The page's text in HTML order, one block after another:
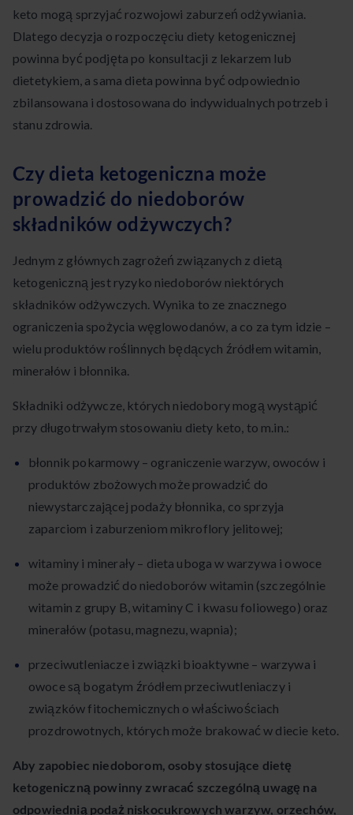
keto mogą sprzyjać rozwojowi zaburzeń odżywiania.
Dlatego decyzja o rozpoczęciu diety ketogenicznej
powinna być podjęta po konsultacji z lekarzem lub
dietetykiem, a sama dieta powinna być odpowiednio
zbilansowana i dostosowana do indywidualnych potrzeb i
stanu zdrowia.
Czy dieta ketogeniczna może
prowadzić do niedoborów
składników odżywczych?
Jednym z głównych zagrożeń związanych z dietą
ketogeniczną jest ryzyko niedoborów niektórych
składników odżywczych. Wynika to ze znacznego
ograniczenia spożycia węglowodanów, a co za tym idzie –
wielu produktów roślinnych będących źródłem witamin,
minerałów i błonnika.
Składniki odżywcze, których niedobory mogą wystąpić
przy długotrwałym stosowaniu diety keto, to m.in.:
błonnik pokarmowy – ograniczenie warzyw, owoców i
produktów zbożowych może prowadzić do
niewystarczającej podaży błonnika, co sprzyja
zaparciom i zaburzeniom mikroflory jelitowej;
witaminy i minerały – dieta uboga w warzywa i owoce
może prowadzić do niedoborów witamin (szczególnie
witamin z grupy B, witaminy C i kwasu foliowego) oraz
minerałów (potasu, magnezu, wapnia);
przeciwutleniacze i związki bioaktywne – warzywa i
owoce są bogatym źródłem przeciwutleniaczy i
związków fitochemicznych o właściwościach
prozdrowotnych, których może brakować w diecie keto.
Aby zapobiec niedoborom, osoby stosujące dietę
ketogeniczną powinny zwracać szczególną uwagę na
odpowiednią podaż niskocukrowych warzyw, orzechów,